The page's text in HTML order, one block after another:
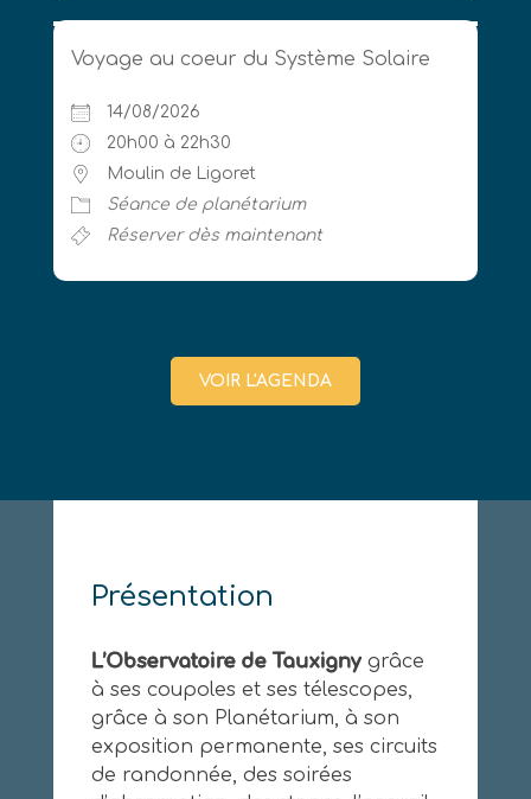
Voyage au coeur du Système Solaire
14/08/2026
20h00 à 22h30
Moulin de Ligoret
Séance de planétarium
Réserver dès maintenant
VOIR L'AGENDA
Présentation
L’Observatoire de Tauxignygrâce
à ses coupoles et ses télescopes,
grâce à son Planétarium, à son
exposition permanente, ses circuits
de randonnée, des soirées